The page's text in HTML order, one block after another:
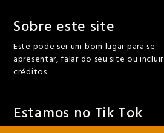
Sobre este site
Este pode ser um bom lugar para se
apresentar, falar do seu site ou incluir
créditos.
Estamos no Tik Tok